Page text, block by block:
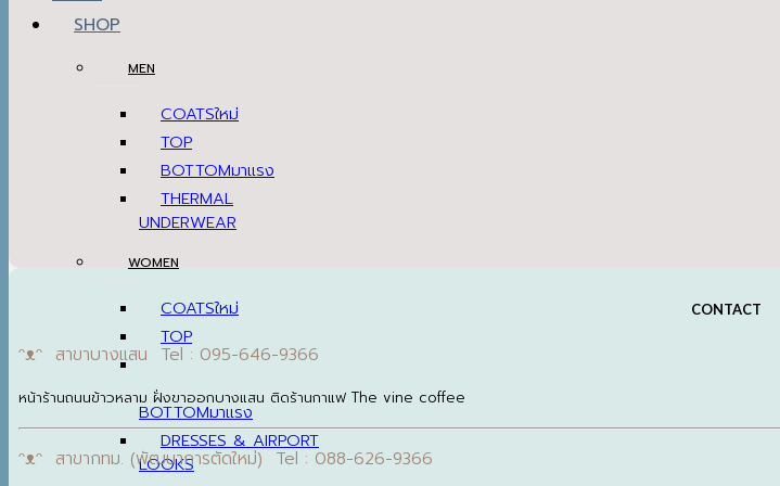
SHOP
MEN
COATS
TOP
BOTTOM
THERMAL
UNDERWEAR
WOMEN
COATS
TOP
BOTTOM
DRESSES & AIRPORT
LOOKS
CONTACT
ᵔᴥᵔ สาขาบางแสน Tel : 095-646-9366
หน้าร้านถนนข้าวหลาม ฝั่งขาออกบางแสน ติดร้านกาแฟ The vine coffee
ᵔᴥᵔ สาขากทม. (พัฒนาการตัดใหม่) Tel : 088-626-9366